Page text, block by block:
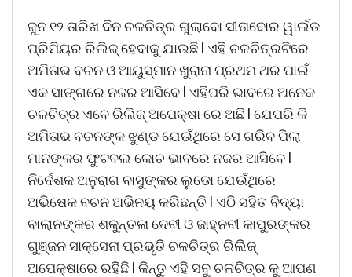
ଜୁନ ୧୨ ତାରିଖ ଦିନ ଚଳଚିତ୍ର ଗୁଲାବୋ ସୀତାବୋର ୱାର୍ଲଡ
ପ୍ରିମିୟର ରିଲିଜ୍ ହେବାକୁ ଯାଉଛି l ଏହି ଚଳଚିତ୍ରଟିରେ
ଅମିତାଭ ବଚନ ଓ ଆୟୁସ୍ମାନ ଖୁରାନା ପ୍ରଥମ ଥର ପାଇଁ
ଏକ ସାଙ୍ଗରେ ନଜର ଆସିବେ l ଏହିପରି ଭାବରେ ଅନେକ
ଚଳଚିତ୍ର ଏବେ ରିଲିଜ୍ ଅପେକ୍ଷା ରେ ଅଛି l ଯେପରି କି
ଅମିତାଭ ବଚନଙ୍କ ଝୁଣ୍ଡ ଯେଉଁଥିରେ ସେ ଗରିବ ପିଲା
ମାନଙ୍କର ଫୁଟବଲ କୋଚ ଭାବରେ ନଜର ଆସିବେ l
ନିର୍ଦେଶକ ଅନୁରାଗ ବାସୁଙ୍କର ଲୁଡୋ ଯେଉଁଥିରେ
ଅଭିଷେକ ବଚନ ଅଭିନୟ କରିଛନ୍ତି l ଏଠି ସହିତ ବିଦ୍ୟା
ବାଲାନଙ୍କର ଶକୁନ୍ତଳା ଦେବୀ ଓ ଜାହ୍ନବୀ କାପୁରଙ୍କର
ଗୁଞ୍ଜନ ସାକ୍ସେନା ପ୍ରଭୃତି ଚଳଚିତ୍ର ରିଲିଜ୍
ଅପେକ୍ଷାରେ ରହିଛି l କିନ୍ତୁ ଏହି ସବୁ ଚଳଚିତ୍ର କୁ ଆପଣ